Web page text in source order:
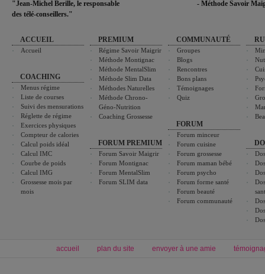
"Jean-Michel Berille, le responsable
des télé-conseillers."
- Méthode Savoir
ACCUEIL
Accueil
COACHING
Menus régime
Liste de courses
Suivi des mensurations
Réglette de régime
Exercices physiques
Compteur de calories
Calcul poids idéal
Calcul IMC
Courbe de poids
Calcul IMG
Grossesse mois par
mois
PREMIUM
Régime Savoir Maigrir
Méthode Montignac
Méthode MentalSlim
Méthode Slim Data
Méthodes Naturelles
Méthode Chrono-
Géno-Nutrition
Coaching Grossesse
FORUM PREMIUM
Forum Savoir Maigrir
Forum Montignac
Forum MentalSlim
Forum SLIM data
COMMUNAUTÉ
Groupes
Blogs
Rencontres
Bons plans
Témoignages
Quiz
FORUM
Forum minceur
Forum cuisine
Forum grossesse
Forum maman bébé
Forum psycho
Forum forme santé
Forum beauté
Forum communauté
accueil plan du site envoyer à une amie